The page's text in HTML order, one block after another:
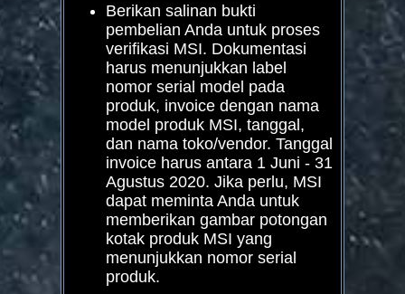
Berikan salinan bukti
pembelian Anda untuk proses
verifikasi MSI. Dokumentasi
harus menunjukkan label
nomor serial model pada
produk, invoice dengan nama
model produk MSI, tanggal,
dan nama toko/vendor. Tanggal
invoice harus antara 1 Juni - 31
Agustus 2020. Jika perlu, MSI
dapat meminta Anda untuk
memberikan gambar potongan
kotak produk MSI yang
menunjukkan nomor serial
produk.